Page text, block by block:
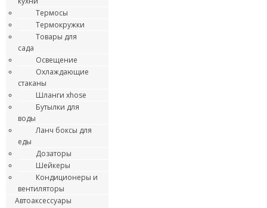
Термосы
Термокружки
Товары для
сада
Освещение
Охлаждающие
стаканы
Шланги xhose
Бутылки для
воды
Ланч боксы для
еды
Дозаторы
Шейкеры
Кондиционеры и
вентиляторы
Автоаксессуары